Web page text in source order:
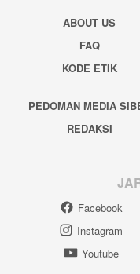
ABOUT US
FAQ
KODE ETIK
PEDOMAN MEDIA
REDAKSI
Facebook
Instagram
Youtube